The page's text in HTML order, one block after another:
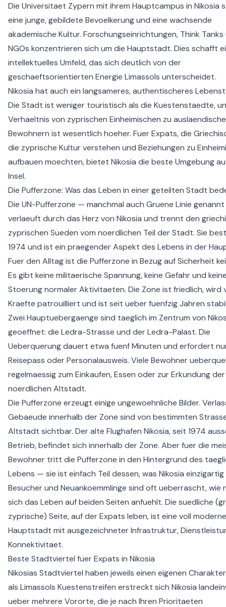
Die Universitaet Zypern mit ihrem Hauptcampus in Nikosia
eine junge, gebildete Bevoelkerung und eine wachsende
akademische Kultur. Forschungseinrichtungen, Think Tanks
NGOs konzentrieren sich um die Hauptstadt. Dies schafft
intellektuelles Umfeld, das sich deutlich von der
geschaeftsorientierten Energie Limassols unterscheidet.
Nikosia hat auch ein langsameres, authentischeres
Die Stadt ist weniger touristisch als die Kuestenstaedte,
Verhaeltnis von zyprischen Einheimischen zu
Bewohnern ist wesentlich hoeher. Fuer Expats, die
die zyprische Kultur verstehen und Beziehungen zu
aufbauen moechten, bietet Nikosia die beste Umgebung
Insel.
Die Pufferzone: Was das Leben in einer geteilten Stadt
Die UN-Pufferzone — manchmal auch Gruene Linie
verlaeuft durch das Herz von Nikosia und trennt den
zyprischen Sueden vom noerdlichen Teil der Stadt. Sie
1974 und ist ein praegender Aspekt des Lebens in der
Fuer den Alltag ist die Pufferzone in Bezug auf Sicherheit
Es gibt keine militaerische Spannung, keine Gefahr und
Stoerung normaler Aktivitaeten. Die Zone ist friedlich, wird
Kraefte patrouilliert und ist seit ueber fuenfzig Jahren
Zwei Hauptuebergaenge sind taeglich im Zentrum von
geoeffnet: die Ledra-Strasse und der Ledra-Palast. Die
Ueberquerung dauert etwa fuenf Minuten und erfordert
Reisepass oder Personalausweis. Viele Bewohner
regelmaessig zum Einkaufen, Essen oder zur Erkundung der
noerdlichen Altstadt.
Die Pufferzone erzeugt einige ungewoehnliche Bilder.
Gebaeude innerhalb der Zone sind von bestimmten
Altstadt sichtbar. Der alte Flughafen Nikosia, seit 1974
Betrieb, befindet sich innerhalb der Zone. Aber fuer die
Bewohner tritt die Pufferzone in den Hintergrund des
Lebens — sie ist einfach Teil dessen, was Nikosia
Besucher und Neuankoemmlinge sind oft ueberrascht, wie
sich das Leben auf beiden Seiten anfuehlt. Die suedliche
zyprische) Seite, auf der Expats leben, ist eine voll
Hauptstadt mit ausgezeichneter Infrastruktur,
Konnektivitaet.
Beste Stadtviertel fuer Expats in Nikosia
Nikosias Stadtviertel haben jeweils einen eigenen
als Limassols Kuestenstreifen erstreckt sich Nikosia
ueber mehrere Vororte, die je nach Ihren Prioritaeten